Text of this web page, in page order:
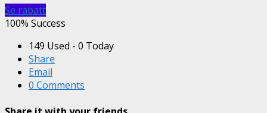
Se rabatt
100% Success
149 Used - 0 Today
Share
Email
0 Comments